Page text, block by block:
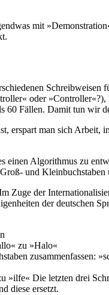
mit
oder
60 Fällen. Damit tun wir
erspart man sich Arbeit,
einen Algorithmus zu
und
Zuge der
der deutschen
zu »Halo«
zusammenfassen:
»ilfe« Die letzten drei
diese ersetzt.